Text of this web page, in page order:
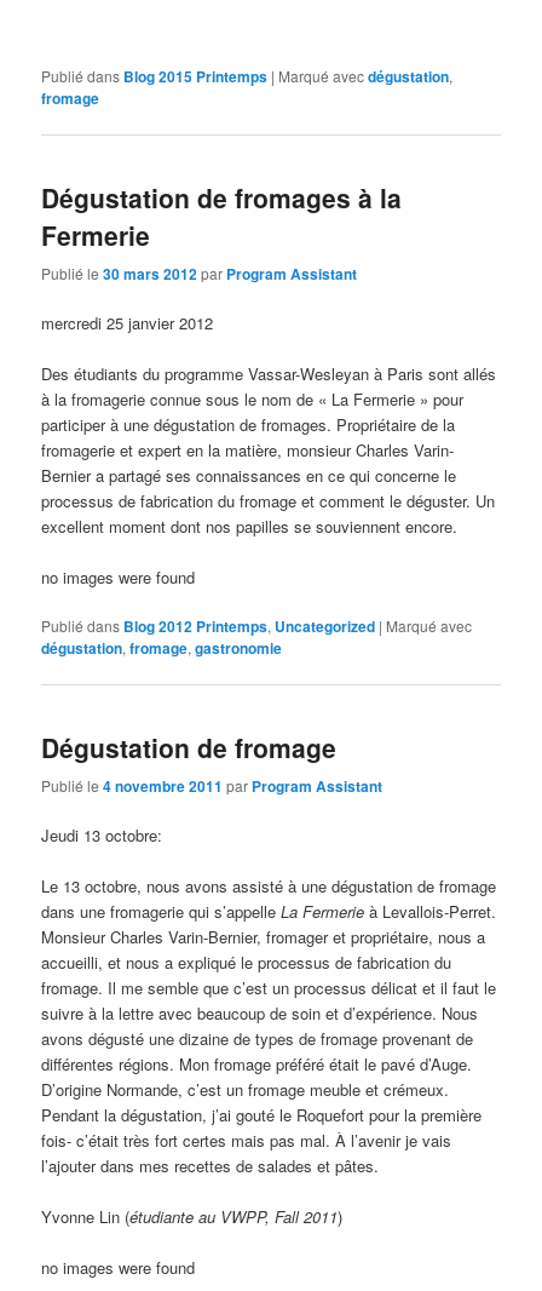
Publié dans Blog 2015 Printemps | Marqué avecdégustation,
fromage
Dégustation de fromages à la
Fermerie
Publié le30 mars 2012par Program Assistant
mercredi 25 janvier 2012
Des étudiants du programme Vassar-Wesleyan à Paris sont allés
à la fromagerie connue sous le nom de « La Fermerie » pour
participer à une dégustation de fromages. Propriétaire de la
fromagerie et expert en la matière, monsieur Charles Varin-
Bernier a partagé ses connaissances en ce qui concerne le
processus de fabrication du fromage et comment le déguster. Un
excellent moment dont nos papilles se souviennent encore.
no images were found
Publié dans Blog 2012 Printemps, Uncategorized | Marqué avec
dégustation,fromage,gastronomie
Dégustation de fromage
Publié le4 novembre 2011 par Program Assistant
Jeudi 13 octobre:
Le 13 octobre, nous avons assisté à une dégustation de fromage
dans une fromagerie qui s’appelleLa Fermerie à Levallois-Perret.
Monsieur Charles Varin-Bernier, fromager et propriétaire, nous a
accueilli, et nous a expliqué le processus de fabrication du
fromage. Il me semble que c’est un processus délicat et il faut le
suivre à la lettre avec beaucoup de soin et d’expérience. Nous
avons dégusté une dizaine de types de fromage provenant de
différentes régions. Mon fromage préféré était le pavé d’Auge.
D’origine Normande, c’est un fromage meuble et crémeux.
Pendant la dégustation, j’ai gouté le Roquefort pour la première
fois- c’était très fort certes mais pas mal. À l’avenir je vais
l’ajouter dans mes recettes de salades et pâtes.
Yvonne Lin (étudiante au VWPP, Fall 2011)
no images were found